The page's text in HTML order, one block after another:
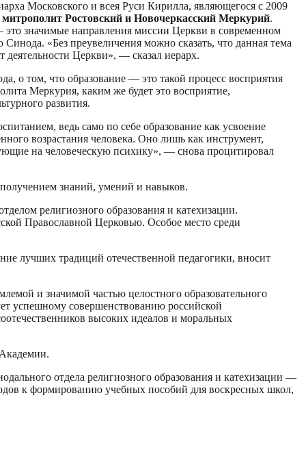
Московского и всея Руси Кирилла, являющегося с 2009
митрополит Ростовский и Новочеркасский Меркурий.
значимые направления миссии Церкви в современном
«Без преувеличения можно сказать, что данная тема
деятельности Церкви», — сказал иерарх.
о том, что образование — это такой процесс восприятия
Меркурия, каким же будет это восприятие,
развития.
ведь само по себе образование как усвоение
возрастания человека. Оно лишь как инструмент,
на человеческую психику», — снова процитировал
знаний, умений и навыков.
религиозного образования и катехизации.
Православной Церковью. Особое место среди
лучших традиций отечественной педагогики, вносит
и значимой частью целостного образовательного
успешному совершенствованию российской
высоких идеалов и моральных
отдела религиозного образования и катехизации —
к формированию учебных пособий для воскресных школ,